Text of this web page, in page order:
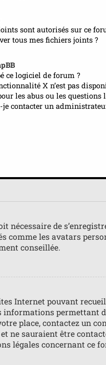
sont autorisés sur ce
tous mes fichiers joints ?
ce logiciel de forum ?
X n’est pas
les abus ou les questions
je contacter un
de
les avatars
conseillée.
Internet pouvant
permettant
place, contactez un
ne sauraient être
légales concernant ce